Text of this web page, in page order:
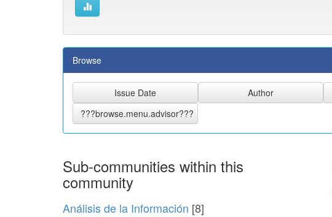
Browse
Sub-communities within this
community
Análisis de la Información [8]